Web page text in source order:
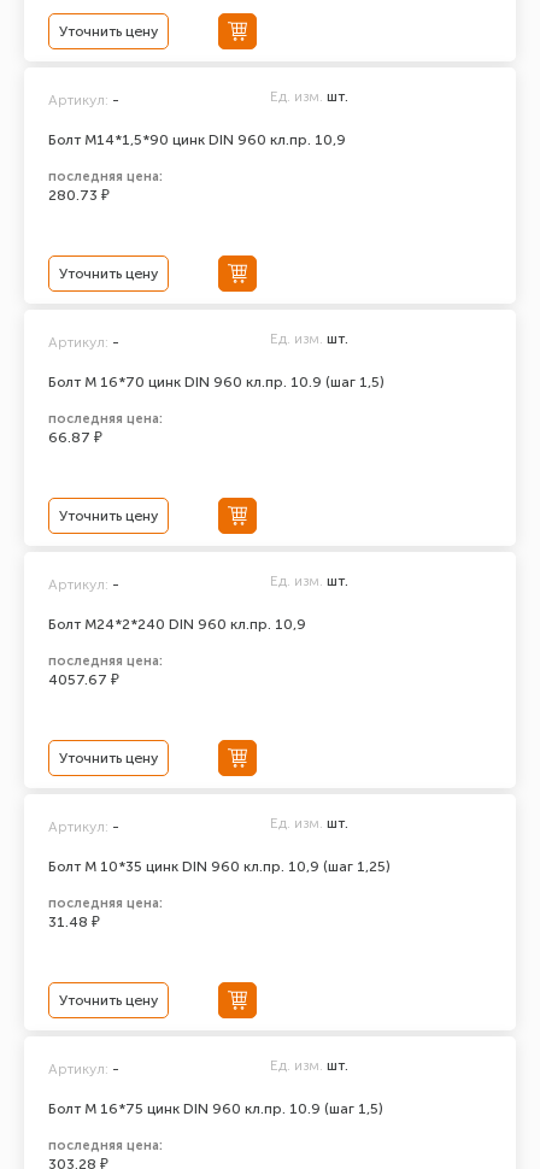
Уточнить цену
Болт М14*1,5*90 цинк DIN 960 кл.пр. 10,9
Артикул: - Ед. изм. шт.
последняя цена:
280.73 ₽
Уточнить цену
Болт М 16*70 цинк DIN 960 кл.пр. 10.9 (шаг 1,5)
Артикул: - Ед. изм. шт.
последняя цена:
66.87 ₽
Уточнить цену
Болт М24*2*240 DIN 960 кл.пр. 10,9
Артикул: - Ед. изм. шт.
последняя цена:
4057.67 ₽
Уточнить цену
Болт М 10*35 цинк DIN 960 кл.пр. 10,9 (шаг 1,25)
Артикул: - Ед. изм. шт.
последняя цена:
31.48 ₽
Уточнить цену
Болт М 16*75 цинк DIN 960 кл.пр. 10.9 (шаг 1,5)
Артикул: - Ед. изм. шт.
последняя цена:
303.28 ₽